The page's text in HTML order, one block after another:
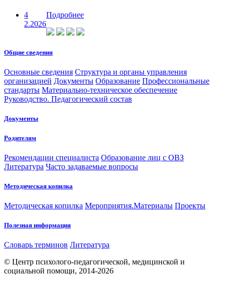
4
2.2026
Подробнее
Общие сведения
Основные сведения Структура и органы управления
организацией Документы Образование Профессиональные
стандарты Материально-техническое обеспечение
Руководство. Педагогический состав
Документы
Родителям
Рекомендации специалиста Образование лиц с ОВЗ
Литература Часто задаваемые вопросы
Методическая копилка
Методическая копилка Мероприятия.Материалы Проекты
Полезная информация
Словарь терминов Литература
© Центр психолого-педагогической, медицинской и
социальной помощи, 2014-2026